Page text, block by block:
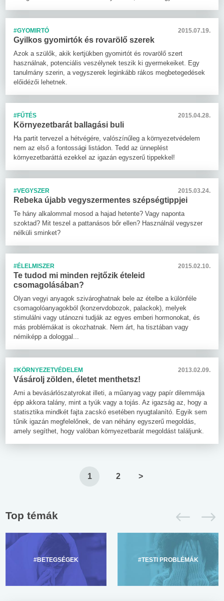
#GYOMIRTÓ 2015.07.19.
Gyilkos gyomirtók és rovarölő szerek
Azok a szülők, akik kertjükben gyomirtót és rovarölő szert
használnak, potenciális veszélynek teszik ki gyermekeiket. Egy
tanulmány szerin, a vegyszerek leginkább rákos megbetegedések
előidézői lehetnek.
#FŰTÉS 2015.04.28.
Környezetbarát ballagási buli
Ha partit tervezel a hétvégére, valószínűleg a környezetvédelem
nem az első a fontossági listádon. Tedd az ünneplést
környezetbaráttá ezekkel az igazán egyszerű tippekkel!
#VEGYSZER 2015.03.24.
Rebeka újabb vegyszermentes szépségtippjei
Te hány alkalommal mosod a hajad hetente? Vagy naponta
szoktad? Mit teszel a pattanásos bőr ellen? Használnál vegyszer
nélküli sminket?
#ÉLELMISZER 2015.02.10.
Te tudod mi minden rejtőzik ételeid
csomagolásában?
Olyan vegyi anyagok szivároghatnak bele az ételbe a különféle
csomagolóanyagokból (konzervdobozok, palackok), melyek
stimulálni vagy utánozni tudják az egyes emberi hormonokat, és
más problémákat is okozhatnak. Nem árt, ha tisztában vagy
némiképp a dologgal...
#KÖRNYEZETVÉDELEM 2013.02.09.
Vásárolj zölden, életet menthetsz!
Ami a bevásárlószatyrokat illeti, a műanyag vagy papír dilemmája
épp akkora talány, mint a tyúk vagy a tojás. Az igazság az, hogy a
statisztika mindkét fajta zacskó esetében nyugtalanító. Egyik sem
tűnik igazán megfelelőnek, de van néhány egyszerű megoldás,
amely segíthet, hogy valóban környezetbarát megoldást találjunk.
1 2 >
Top témák
#BETEGSÉGEK #TESTI PROBLÉMÁK